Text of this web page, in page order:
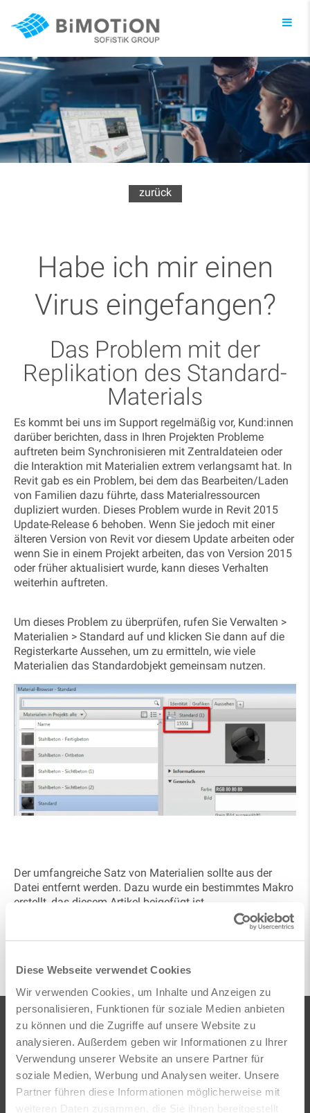
Diese Webseite verwendet Cookies
Wir verwenden Cookies, um Inhalte und Anzeigen zu
personalisieren, Funktionen für soziale Medien anbieten
zu können und die Zugriffe auf unsere Website zu
analysieren. Außerdem geben wir Informationen zu Ihrer
Verwendung unserer Website an unsere Partner für
soziale Medien, Werbung und Analysen weiter. Unsere
Partner führen diese Informationen möglicherweise mit
weiteren Daten zusammen, die Sie ihnen bereitgestellt
zurück
Habe ich mir einen
Virus eingefangen?
Das Problem mit der
Replikation des Standard-
Materials
Es kommt bei uns im Support regelmäßig vor, Kund:innen
darüber berichten, dass in Ihren Projekten Probleme
auftreten beim Synchronisieren mit Zentraldateien oder
die Interaktion mit Materialien extrem verlangsamt hat. In
Revit gab es ein Problem, bei dem das Bearbeiten/Laden
von Familien dazu führte, dass Materialressourcen
dupliziert wurden. Dieses Problem wurde in Revit 2015
Update-Release 6 behoben. Wenn Sie jedoch mit einer
älteren Version von Revit vor diesem Update arbeiten oder
wenn Sie in einem Projekt arbeiten, das von Version 2015
oder früher aktualisiert wurde, kann dieses Verhalten
weiterhin auftreten.
Um dieses Problem zu überprüfen, rufen Sie Verwalten >
Materialien > Standard auf und klicken Sie dann auf die
Registerkarte Aussehen, um zu ermitteln, wie viele
Materialien das Standardobjekt gemeinsam nutzen.
Der umfangreiche Satz von Materialien sollte aus der
Datei entfernt werden. Dazu wurde ein bestimmtes Makro
erstellt, das diesem Artikel beigefügt ist.
Das Makro sowie die Anleitung hierzu finden Siehier im
Autodesk Knowledge Network. Gerne sind wir Ihnen bei
Sie wissen nicht weiter?
Bevor Sie lange suchen müssen und keine:n
haben, den Sie fragen können, wenden Sie